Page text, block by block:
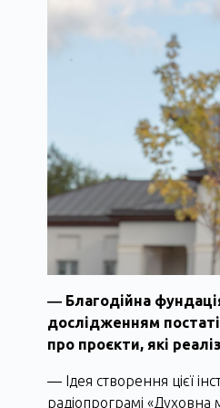
― Благодійна
дослідженням
про проєкти, які
― Ідея створення цієї
радіопрограмі «Духовна